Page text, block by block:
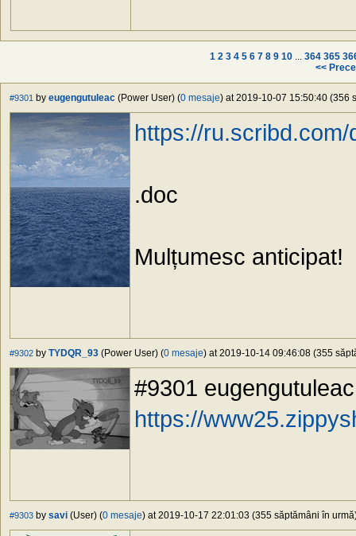
1 2 3 4 5 6 7 8 9 10 ... 364 365
<<
#9301 by eugengutuleac (Power User) (0 mesaje) at 2019-10-07 15:50:40 (356
https://
.doc
Mulțumesc anticipat!
#9302 by TYDQR_93 (Power User) (0 mesaje) at 2019-10-14 09:46:08 (355
#9301
https://
#9303 by savi (User) (0 mesaje) at 2019-10-17 22:01:03 (355 săptămâni în